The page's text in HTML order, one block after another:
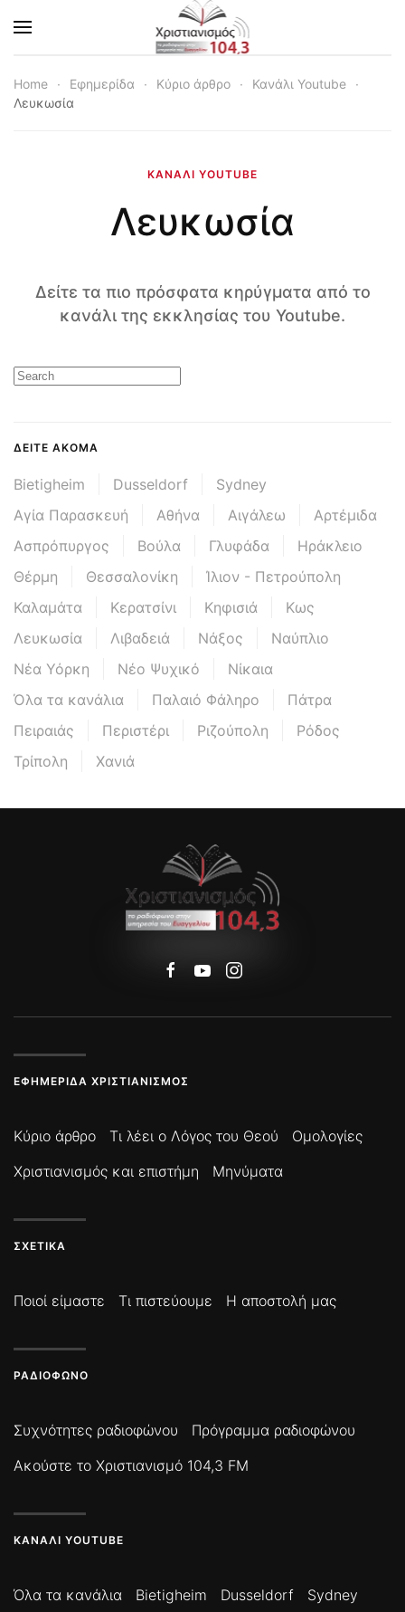
Skip to main content
Home Εφημερίδα Κύριο άρθρο
Κανάλι Youtube
Λευκωσία
ΚΑΝΆΛΙ YOUTUBE
Λευκωσία
Δείτε τα πιο πρόσφατα κηρύγματα από το
κανάλι της εκκλησίας του Youtube.
ΔΕΊΤΕ ΑΚΌΜΑ
Bietigheim Dusseldorf
Sydney
Αγία Παρασκευή
Αθήνα Αιγάλεω
Αρτέμιδα
Ασπρόπυργος
Βούλα Γλυφάδα
Ηράκλειο
Θέρμη
Θεσσαλονίκη
Ίλιον - Πετρούπολη
Καλαμάτα
Κερατσίνι Κηφισιά
Κως
Λευκωσία
Λιβαδειά Νάξος
Ναύπλιο
Νέα Υόρκη
Νέο Ψυχικό
Νίκαια
Όλα τα κανάλια
Παλαιό Φάληρο
Πάτρα
Πειραιάς
Περιστέρι Ριζούπολη
Ρόδος
Τρίπολη
Χανιά
ΕΦΗΜΕΡΊΔΑ ΧΡΙΣΤΙΑΝΙΣΜΌΣ
Κύριο άρθρο Τι λέει ο Λόγος του Θεού
Ομολογίες
Χριστιανισμός και επιστήμη
Μηνύματα
ΣΧΕΤΙΚΆ
Ποιοί είμαστε Τι πιστεύουμε Η αποστολή μας
ΡΑΔΙΌΦΩΝΟ
Συχνότητες ραδιοφώνου
Πρόγραμμα ραδιοφώνου
Ακούστε το Χριστιανισμό 104,3 FM
ΚΑΝΆΛΙ YOUTUBE
Όλα τα κανάλια Bietigheim Dusseldorf
Sydney